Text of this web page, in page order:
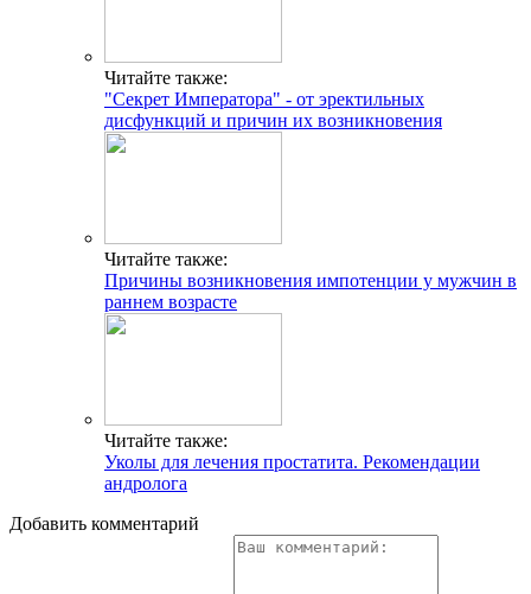
Читайте также:
"Секрет Императора" - от эректильных
дисфункций и причин их возникновения
Читайте также:
Причины возникновения импотенции у мужчин в
раннем возрасте
Читайте также:
Уколы для лечения простатита. Рекомендации
андролога
Добавить комментарий